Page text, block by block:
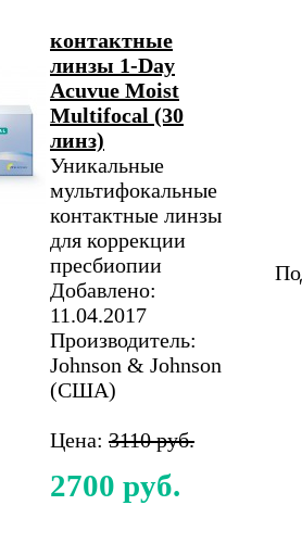
контактные
линзы 1-Day
Acuvue Moist
Multifocal (30
линз)
Уникальные
мультифокальные
контактные линзы
для коррекции
пресбиопии
Добавлено:
11.04.2017
Производитель:
Johnson & Johnson
(США)
Цена: 3110 руб.
2700 руб.